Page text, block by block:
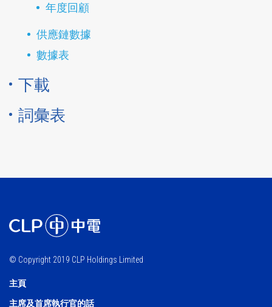
年度回顧
供應鏈數據
數據表
下載
詞彙表
© Copyright 2019 CLP Holdings Limited
主頁
主席及首席執行官的話